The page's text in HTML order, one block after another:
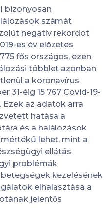
bizonyosan
számát
negatív rekordot
es év előzetes
fős országos, ezen
többlet azonban
a koronavírus
31-éig 15 767 Covid-19-
az adatok arra
hatása a
és a halálozások
lehet, mint a
ellátás
problémák
kezelésének
elhalasztása a
jelentős